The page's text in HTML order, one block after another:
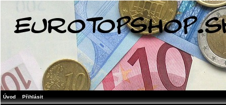
Úvod Přihlásit